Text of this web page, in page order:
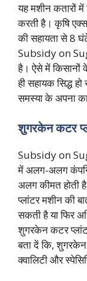
यह मशीन कतारों में
करती है। कृषि
की सहायता से 8
Subsidy on
है। ऐसे में
ही सहायक सिद्ध
समस्या के अपना
शुगरकेन कटर
Subsidy on
में अलग-अलग
अलग कीमत
प्लांटर मशीन की
सकती है या फिर
शुगरकेन कटर
बता दें कि,
क्वालिटी और